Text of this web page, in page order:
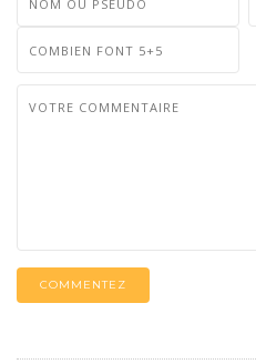
COMMENTEZ